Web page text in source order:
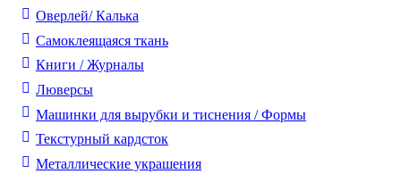
Оверлей/ Калька
Самоклеящаяся ткань
Книги / Журналы
Люверсы
Машинки для вырубки и тиснения / Формы
Текстурный кардсток
Металлические украшения